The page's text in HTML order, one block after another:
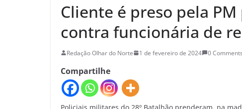
Cliente é preso pela
contra funcionária de
Redação Olhar do Norte 1 de fevereiro de 2024 0 Comments
Compartilhe